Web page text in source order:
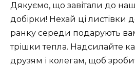
Дякуємо, що завітали до
добірки! Нехай ці листівки
ранку середи подарують
трішки тепла. Надсилайте
друзям і колегам, щоб